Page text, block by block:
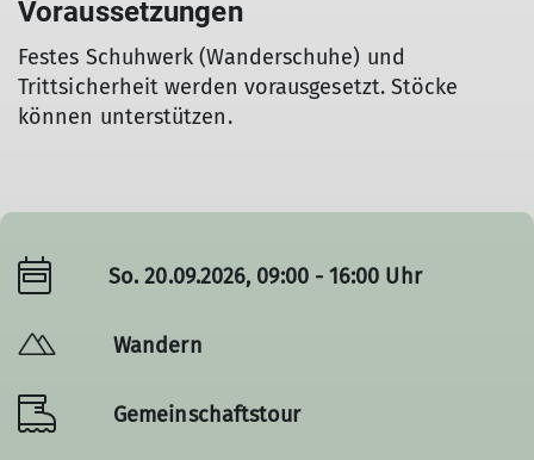
Voraussetzungen
Festes Schuhwerk (Wanderschuhe) und
Trittsicherheit werden vorausgesetzt. Stöcke
können unterstützen.
So. 20.09.2026, 09:00 - 16:00 Uhr
Wandern
Gemeinschaftstour